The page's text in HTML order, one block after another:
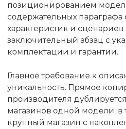
позиционированием
содержательных параграфа
характеристик и
заключительный абзац с
комплектации и гарантии.
Главное требование к
уникальность. Прямое
производителя
магазинов одной модели; в
крупный магазин с